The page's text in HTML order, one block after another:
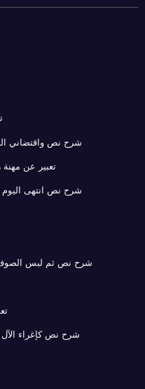
شرح نص واقتضاني
تعبير عن
شرح نص انتهى اليوم
شرح نص ثم لبس الصوف -
شرح نص كإغراء الآل